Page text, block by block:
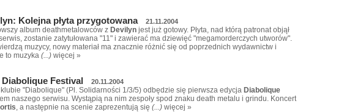
Kolejna płyta przygotowana 21.11.2004
album deathmetalowców z Devilyn jest już gotowy. Płyta, nad którą patronat objął
zostanie zatytułowana "11" i zawierać ma dziewięć "megamorderczych utworów".
muzycy, nowy materiał ma znacznie różnić się od poprzednich wydawnictw i
to muzyka (...) więcej »
Festival 20.11.2004
klubie "Diabolique" (Pl. Solidarności 1/3/5) odbędzie się pierwsza edycja Diabolique
naszego serwisu. Wystąpią na nim zespoły spod znaku death metalu i grindu. Koncert
, a następnie na scenie zaprezentują się (...) więcej »